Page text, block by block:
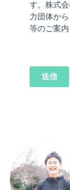
す。株式
力団体か
等のご案
送信